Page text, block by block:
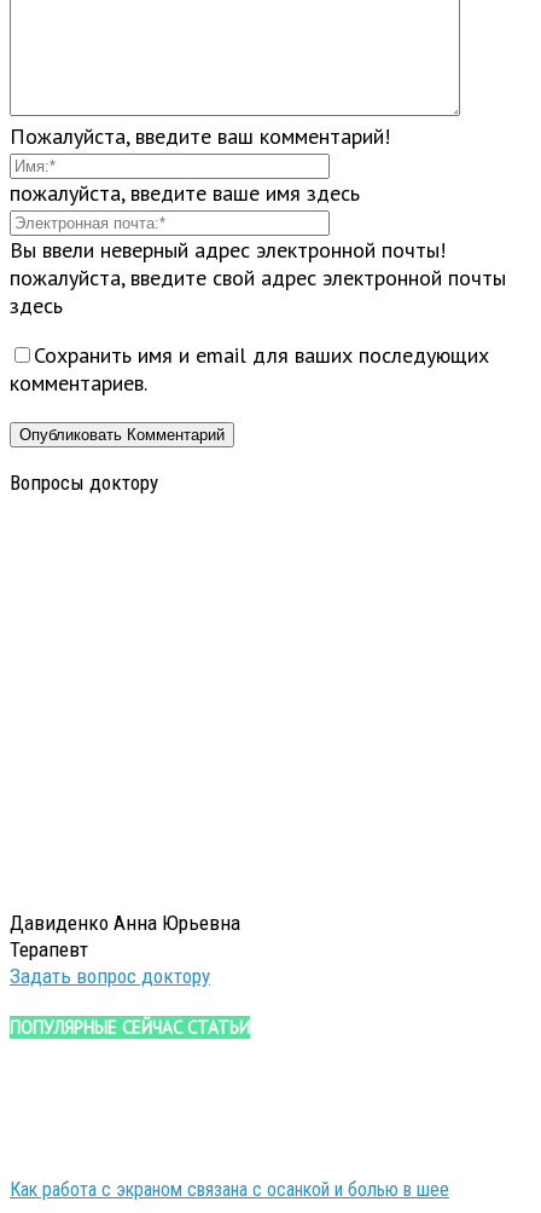
Пожалуйста, введите ваш комментарий!
пожалуйста, введите ваше имя здесь
Вы ввели неверный адрес электронной почты!
пожалуйста, введите свой адрес электронной почты
здесь
Сохранить имя и email для ваших последующих
комментариев.
Вопросы доктору
Давиденко Анна Юрьевна
Терапевт
Задать вопрос доктору
ПОПУЛЯРНЫЕ СЕЙЧАС СТАТЬИ
Как работа с экраном связана с осанкой и болью в шее